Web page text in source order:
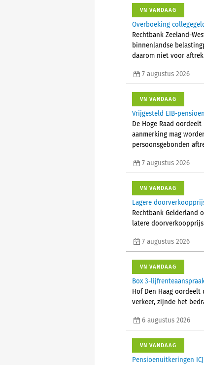
VN VANDAAG
Overboeking
Rechtbank Zeeland-
binnenlandse
daarom niet voor
7 augustus 2026
VN VANDAAG
Vrijgesteld EIB-
De Hoge Raad
aanmerking mag
persoonsgebonden
7 augustus 2026
VN VANDAAG
Lagere
Rechtbank Gelderland
latere
7 augustus 2026
VN VANDAAG
Box 3-
Hof Den Haag
verkeer, zijnde het
6 augustus 2026
VN VANDAAG
Pensioenuitkeringen